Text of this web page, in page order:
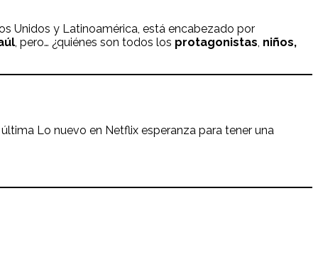
Unidos y Latinoamérica, está encabezado por
, pero… ¿quiénes son todos los protagonistas niños,
Lo nuevo en Netflix esperanza para tener una